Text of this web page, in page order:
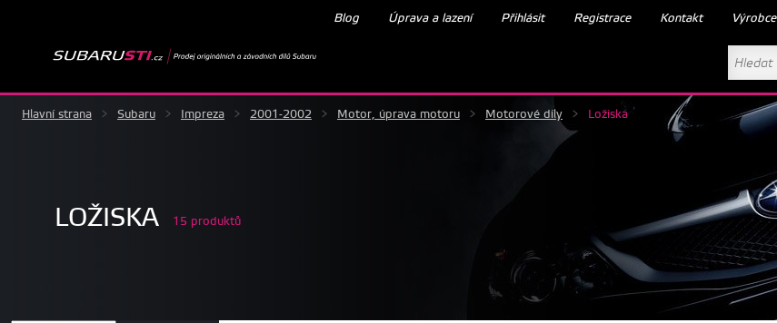
Blog Úprava a lazení Přihlásit Registrace Kontakt Výrobce
Hlavní strana > Subaru > Impreza > 2001-2002 > Motor, úprava motoru > Motorové díly > Ložiska
LOŽISKA 15 produktů